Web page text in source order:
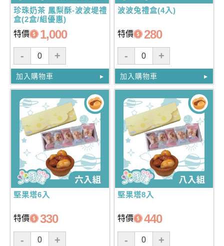
珍珠奶茶 鳳梨酥-波波堤禮
盒(2盒/組優惠)
特價
1,000
- +
加入購物車
波波兔禮盒(4入)
特價 280
- +
加入購物車
堅果塔6入
特價 330
- +
堅果塔8入
特價 440
- +